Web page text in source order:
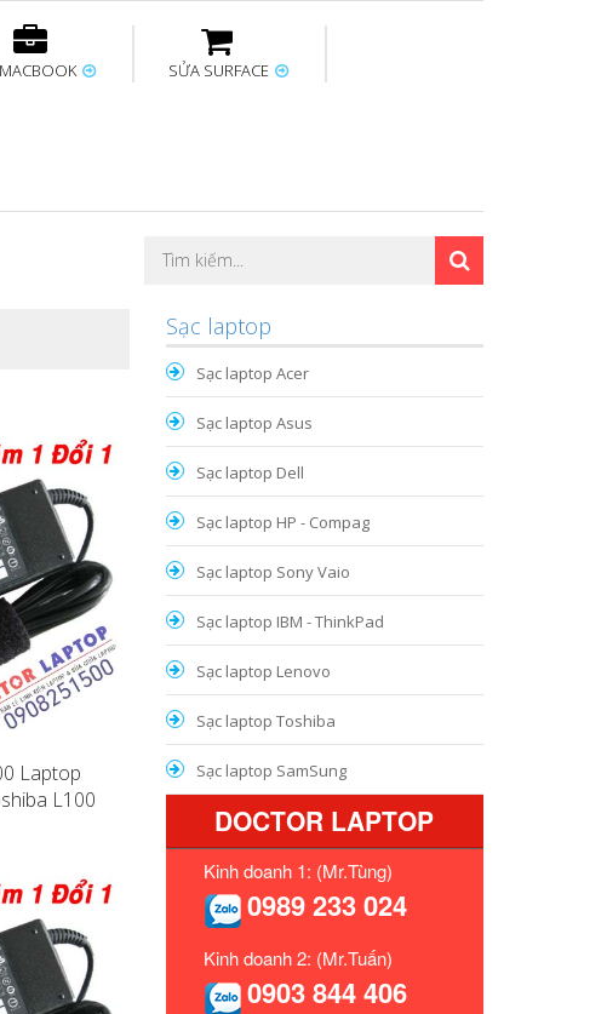
Laptop
hình Thay bàn phím
SỬA SURFACE
Thay sạc Surface Sửa Mainboard
Laptop
L100
Sạc laptop
Sạc laptop Acer
Sạc laptop Asus
Sạc laptop Dell
Sạc laptop HP - Compag
Sạc laptop Sony Vaio
Sạc laptop IBM - ThinkPad
Sạc laptop Lenovo
Sạc laptop Toshiba
Sạc laptop SamSung
DOCTOR LAPTOP
Kinh doanh 1: (Mr.Tùng)
0989 233 024
Kinh doanh 2: (Mr.Tuấn)
0903 844 406